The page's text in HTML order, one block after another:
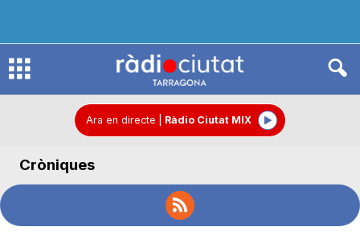
R
d
Ara en directe Ràdio Ciutat MIX
Cròniques